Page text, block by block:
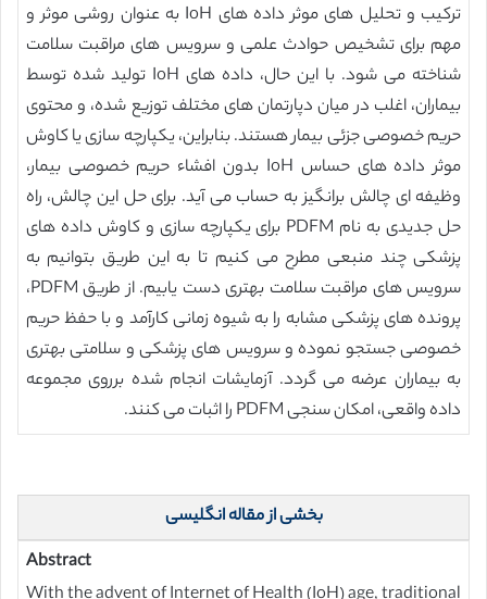
ترکیب و تحلیل های موثر داده های IoH به عنوان روشی موثر و
مهم برای تشخیص حوادث علمی و سرویس های مراقبت سلامت
شناخته می شود. با این حال، داده های IoH تولید شده توسط
بیماران، اغلب در میان دپارتمان های مختلف توزیع شده، و محتوی
حریم خصوصی جزئی بیمار هستند. بنابراین، یکپارچه سازی یا کاوش
موثر داده های حساس IoH بدون افشاء حریم خصوصی بیمار،
وظیفه ای چالش برانگیز به حساب می آید. برای حل این چالش، راه
حل جدیدی به نام PDFM برای یکپارچه سازی و کاوش داده های
پزشکی چند منبعی مطرح می کنیم تا به این طریق بتوانیم به
سرویس های مراقبت سلامت بهتری دست یابیم. از طریق PDFM،
پرونده های پزشکی مشابه را به شیوه زمانی کارآمد و با حفظ حریم
خصوصی جستجو نموده و سرویس های پزشکی و سلامتی بهتری
به بیماران عرضه می گردد. آزمایشات انجام شده برروی مجموعه
داده واقعی، امکان سنجی PDFM را اثبات می کنند.
بخشی از مقاله انگلیسی
Abstract